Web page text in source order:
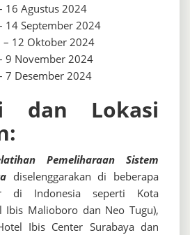
16 Agustus 2024
14 September 2024
– 12 Oktober 2024
9 November 2024
7 Desember 2024
dan Lokasi
Pemeliharaan Sistem
diselenggarakan di beberapa
di Indonesia seperti Kota
Ibis Malioboro dan Neo Tugu),
Ibis Center Surabaya dan